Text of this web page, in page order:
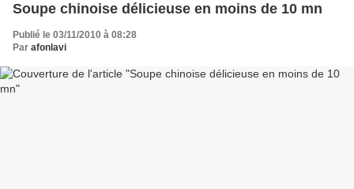
Soupe chinoise délicieuse en moins de 10 mn
Publié le 03/11/2010 à 08:28
Par afonlavi